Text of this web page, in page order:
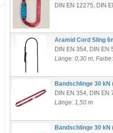
DIN EN 12275, DIN
Aramid Cord Sling
DIN EN 354, DIN EN
Länge: 0,30 m,
Bandschlinge 30 kN
DIN EN 354, DIN EN
Länge: 1,50 m
Bandschlinge 30 kN